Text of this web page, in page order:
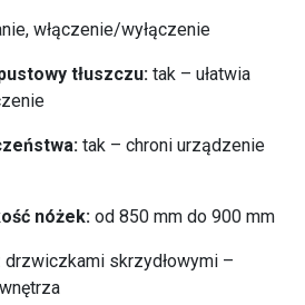
włączenie/wyłączenie
tłuszczu: tak – ułatwia
tak – chroni urządzenie
nóżek: od 850 mm do 900 mm
drzwiczkami skrzydłowymi –